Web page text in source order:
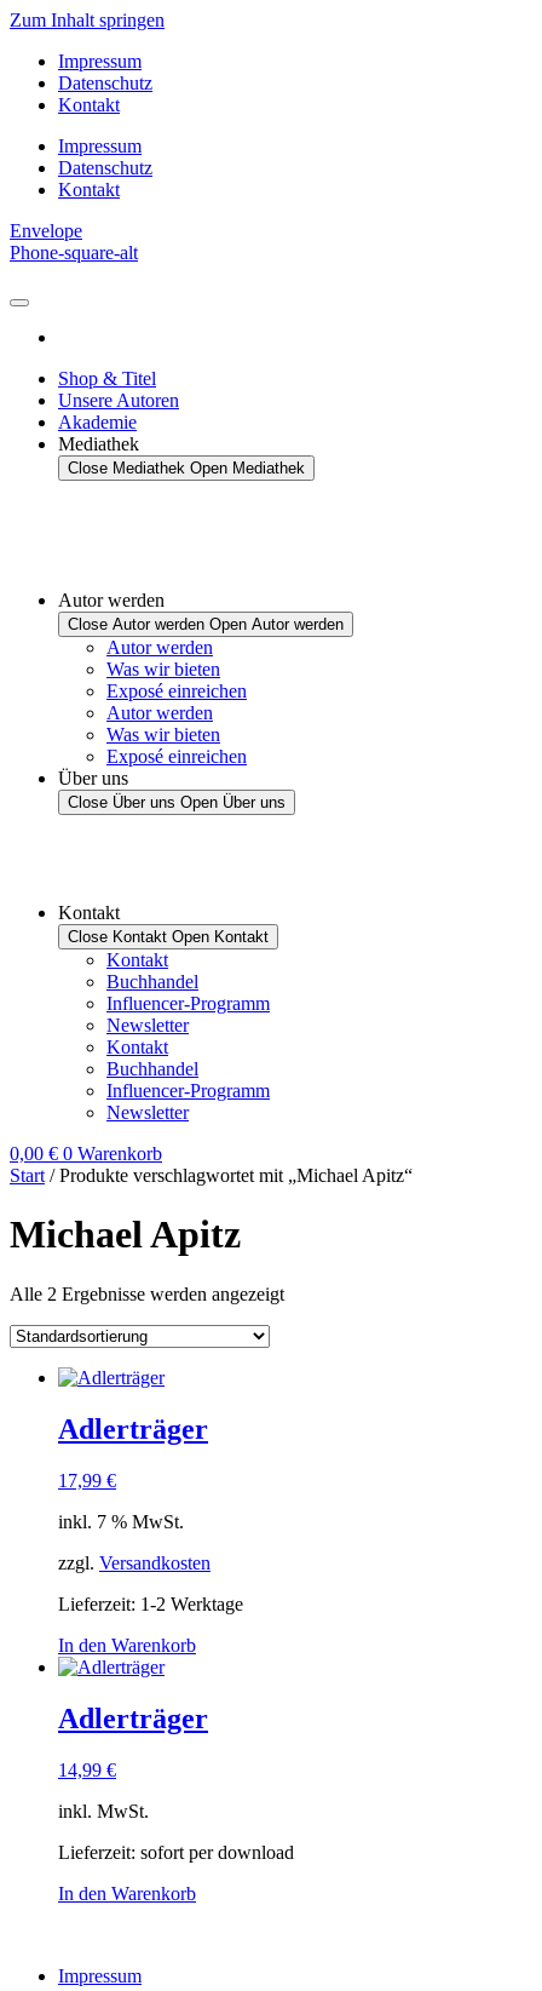
Zum Inhalt springen
Impressum
Datenschutz
Kontakt
Impressum
Datenschutz
Kontakt
Envelope
Phone-square-alt
Shop & Titel
Unsere Autoren
Akademie
Mediathek
Close Mediathek Open Mediathek
Autor werden
Close Autor werden Open Autor werden
Autor werden
Was wir bieten
Exposé einreichen
Autor werden
Was wir bieten
Exposé einreichen
Über uns
Close Über uns Open Über uns
Kontakt
Close Kontakt Open Kontakt
Kontakt
Buchhandel
Influencer-Programm
Newsletter
Kontakt
Buchhandel
Influencer-Programm
Newsletter
0,00 € 0 Warenkorb
Start / Produkte verschlagwortet mit „Michael Apitz“
Michael Apitz
Alle 2 Ergebnisse werden angezeigt
Adlerträger
17,99 €
inkl. 7 % MwSt.
zzgl. Versandkosten
Lieferzeit: 1-2 Werktage
In den Warenkorb
Adlerträger
14,99 €
inkl. MwSt.
Lieferzeit: sofort per download
In den Warenkorb
Impressum